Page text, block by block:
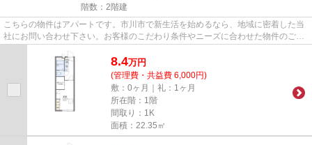
階数：2階建
こちらの物件はアパートです。市川市で新生活を始めるなら、地域に密着した当
社にお問い合わせ下さい。お客様のこだわり条件やニーズに合わせた物件のご紹
8.4万円
(管理費・共益費 6,000円)
敷：0ヶ月｜礼：1ヶ月
所在階：1階
間取り：1K
面積：22.35㎡